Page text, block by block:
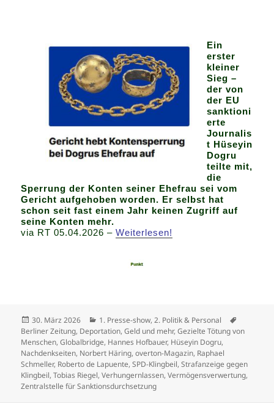
Ein
erster
kleiner
Sieg –
der von
der EU
sanktioni
erte
Journalis
t Hüseyin
Dogru
teilte mit,
die
Sperrung der Konten seiner Ehefrau sei vom
Gericht aufgehoben worden. Er selbst hat
schon seit fast einem Jahr keinen Zugriff auf
seine Konten mehr.
via RT 05.04.2026 –Weiterlesen!
Veröffentlicht
am
30. März 2026 Kategorien
1. Presse-show,2. Politik & Personal
Berliner Zeitung, Deportation,Geld und mehr,Gezielte Tötung von
Menschen,Globalbridge, Hannes Hofbauer, Hüseyin Dogru,
Nachdenkseiten, Norbert Häring,overton-Magazin, Raphael
Schmeller, Roberto de Lapuente,SPD-Klingbeil,Strafanzeige gegen
Klingbeil,Tobias Riegel,Verhungernlassen,Vermögensverwertung,
Zentralstelle für Sanktionsdurchsetzung